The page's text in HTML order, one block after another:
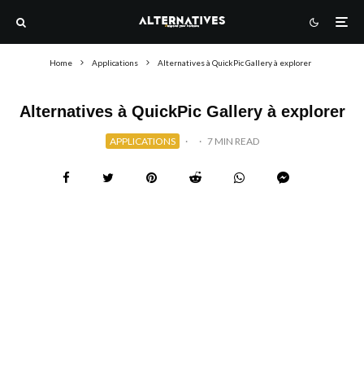
Home Applications Alternatives à QuickPic Gallery à explorer
Alternatives à QuickPic Gallery à explorer
APPLICATIONS · · 7 MIN READ